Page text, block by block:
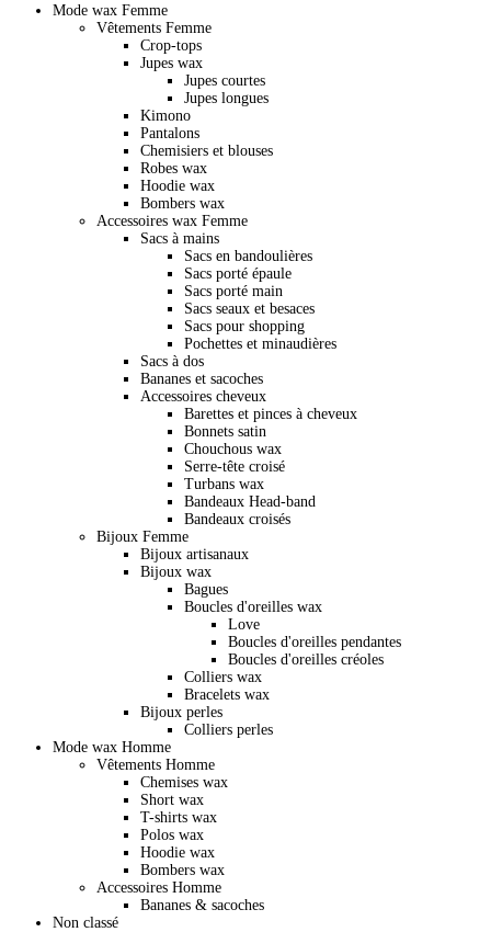
Mode wax Femme
Vêtements Femme
Crop-tops
Jupes wax
Jupes courtes
Jupes longues
Kimono
Pantalons
Chemisiers et blouses
Robes wax
Hoodie wax
Bombers wax
Accessoires wax Femme
Sacs à mains
Sacs en bandoulières
Sacs porté épaule
Sacs porté main
Sacs seaux et besaces
Sacs pour shopping
Pochettes et minaudières
Sacs à dos
Bananes et sacoches
Accessoires cheveux
Barettes et pinces à cheveux
Bonnets satin
Chouchous wax
Serre-tête croisé
Turbans wax
Bandeaux Head-band
Bandeaux croisés
Bijoux Femme
Bijoux artisanaux
Bijoux wax
Bagues
Boucles d'oreilles wax
Love
Boucles d'oreilles pendantes
Boucles d'oreilles créoles
Colliers wax
Bracelets wax
Bijoux perles
Colliers perles
Mode wax Homme
Vêtements Homme
Chemises wax
Short wax
T-shirts wax
Polos wax
Hoodie wax
Bombers wax
Accessoires Homme
Bananes & sacoches
Non classé